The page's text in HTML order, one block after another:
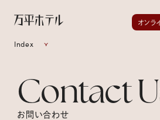
オンラ
Index
Contact
お問い合わせ